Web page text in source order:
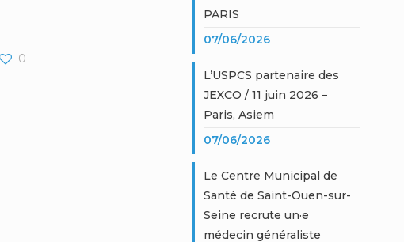
0
PARIS
07/06/2026
L’USPCS partenaire des
JEXCO / 11 juin 2026 –
Paris, Asiem
07/06/2026
Le Centre Municipal de
Santé de Saint-Ouen-sur-
Seine recrute un·e
médecin généraliste